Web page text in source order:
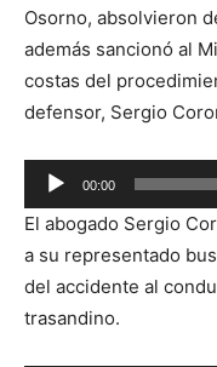
Osorno, absolvieron
además sancionó al
costas del
defensor, Sergio
Reproductor
de
audio
00:00
El abogado Sergio
a su representado
del accidente al
trasandino.